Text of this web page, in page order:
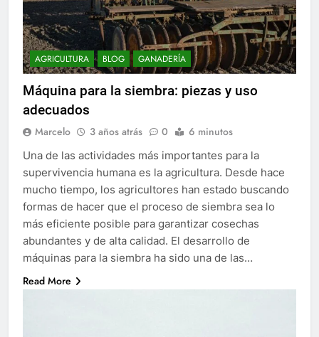
AGRICULTURA BLOG GANADERÍA
Máquina para la siembra: piezas y uso
adecuados
Marcelo 3 años atrás 0 6 minutos
Una de las actividades más importantes para la
supervivencia humana es la agricultura. Desde hace
mucho tiempo, los agricultores han estado buscando
formas de hacer que el proceso de siembra sea lo
más eficiente posible para garantizar cosechas
abundantes y de alta calidad. El desarrollo de
máquinas para la siembra ha sido una de las…
Read More